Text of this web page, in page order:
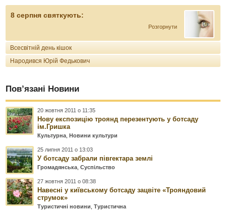
8 серпня святкують:
Розгорнути
Всесвітній день кішок
Народився Юрій Федькович
Пов’язані Новини
20 жовтня 2011 о 11:35
Нову експозицію троянд перезентують у ботсаду
ім.Гришка
Культурна ,Новини культури
25 липня 2011 о 13:03
У ботсаду забрали півгектара землі
Громадянська ,Суспільство
27 жовтня 2011 о 08:38
Навесні у київському ботсаду зацвіте «Трояндовий
струмок»
Туристичні новини ,Туристична